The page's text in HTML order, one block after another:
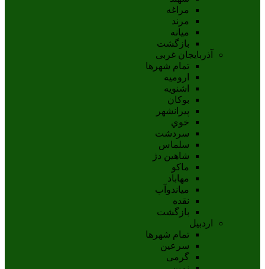
مراغه
مرند
ميانه
بازگشت
آذربایجان غربی
تمام شهر‌ها
اروميه
اشنويه
بوکان
پيرانشهر
خوي
سردشت
سلماس
شاهين دژ
ماکو
مهاباد
مياندوآب
نقده
بازگشت
اردبیل
تمام شهر‌ها
سرعین
گرمی